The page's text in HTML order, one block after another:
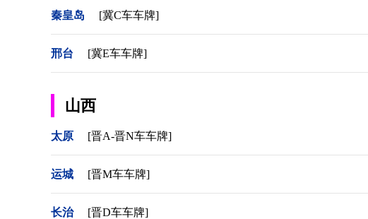
秦皇岛 [冀C车车牌]
邢台 [冀E车车牌]
山西
太原 [晋A-晋N车车牌]
运城 [晋M车车牌]
长治 [晋D车车牌]